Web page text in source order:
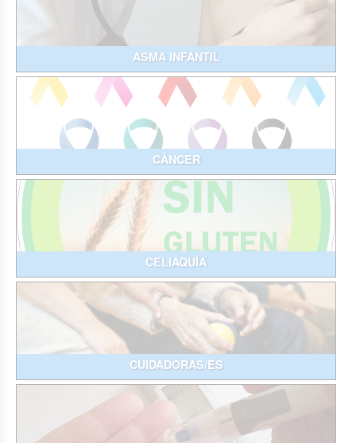
ASMA INFANTIL
CÁNCER
CELIAQUÍA
CUIDADORAS/ES